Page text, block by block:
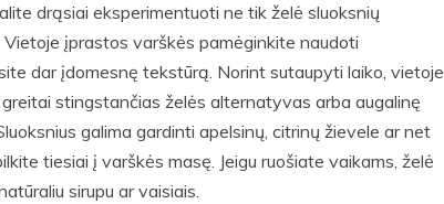
drąsiai eksperimentuoti ne tik želė sluoksnių
įprastos varškės pamėginkite naudoti
dar įdomesnę tekstūrą. Norint sutaupyti laiko, vietoje
stingstančias želės alternatyvas arba augalinę
galima gardinti apelsinų, citrinų žievele ar net
tiesiai į varškės masę. Jeigu ruošiate vaikams, želė
sirupu ar vaisiais.